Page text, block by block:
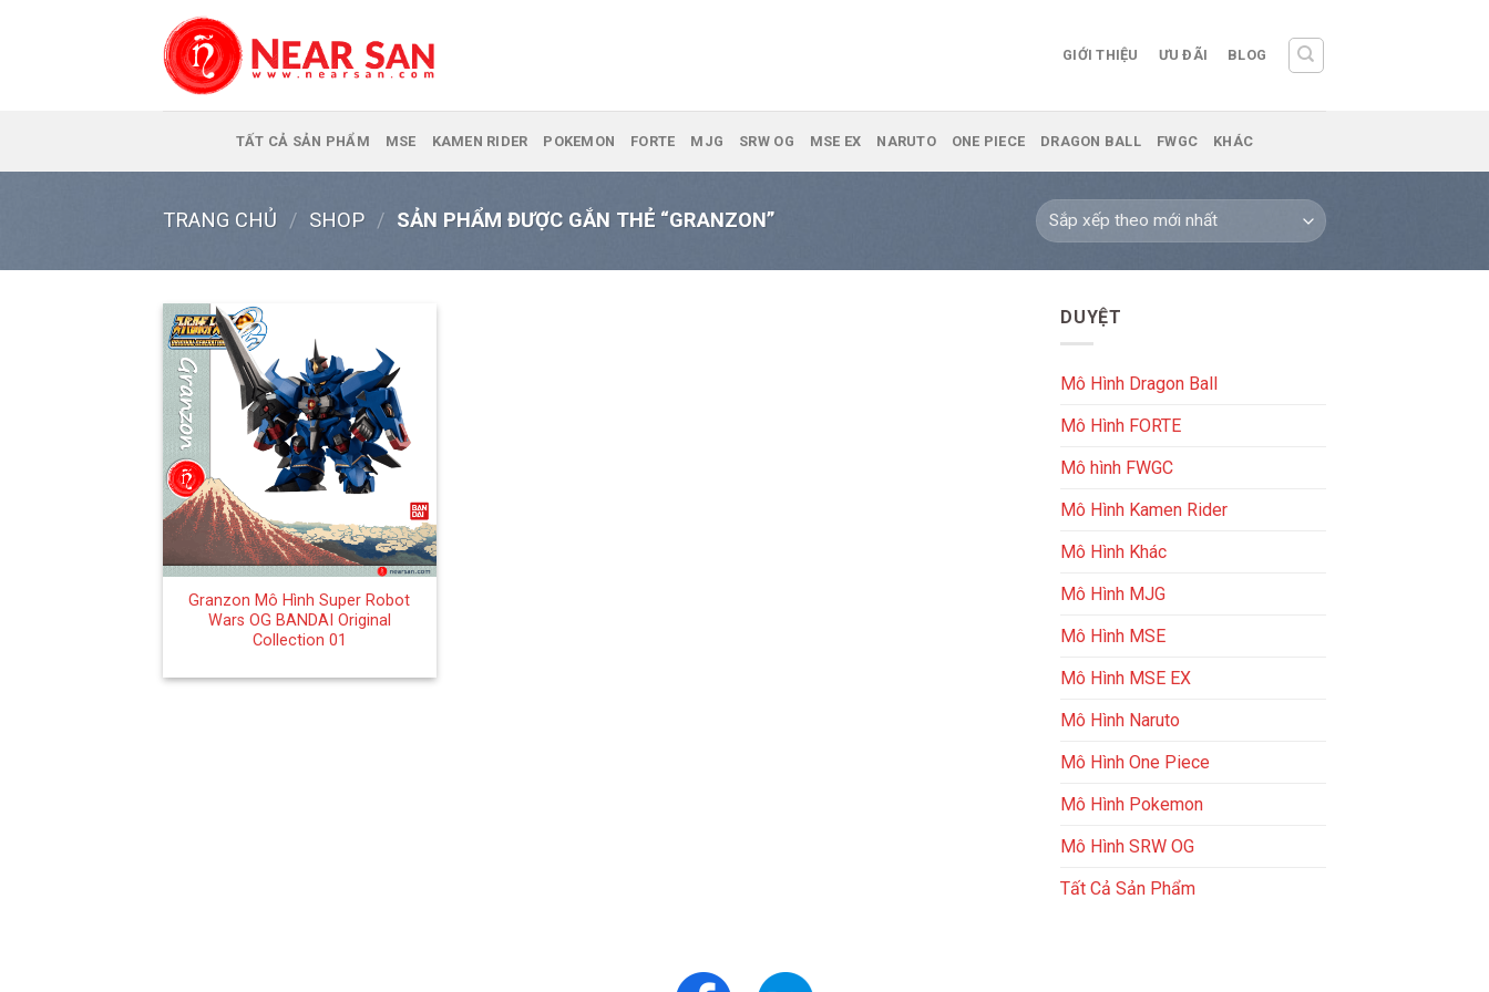
GIỚI THIỆU ƯU ĐÃI BLOG
TẤT CẢ SẢN PHẨM MSE KAMEN RIDER POKEMON FORTE MJG SRW OG MSE EX NARUTO ONE PIECE DRAGON BALL FWGC KHÁC
TRANG CHỦ / SHOP / SẢN PHẨM ĐƯỢC GẮN THẺ “GRANZON”
Granzon Mô Hình Super Robot
Wars OG BANDAI Original
Collection 01
DUYỆT
Mô Hình Dragon Ball
Mô Hình FORTE
Mô hình FWGC
Mô Hình Kamen Rider
Mô Hình Khác
Mô Hình MJG
Mô Hình MSE
Mô Hình MSE EX
Mô Hình Naruto
Mô Hình One Piece
Mô Hình Pokemon
Mô Hình SRW OG
Tất Cả Sản Phẩm